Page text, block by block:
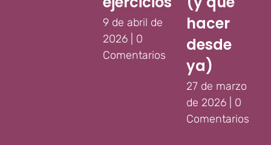
9 de abril de
2026
0
Comentarios
hacer
desde
ya)
27 de marzo
de 2026
0
Comentarios